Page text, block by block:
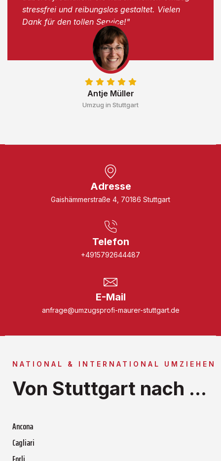
Antje Müller
Umzug in Stuttgart
stressfrei und reibungslos gestaltet. Vielen
Dank für den tollen Service!"
Adresse
Gaishämmerstraße 4, 70186 Stuttgart
Telefon
+4915792644487
E-Mail
anfrage@umzugsprofi-maurer-stuttgart.de
NATIONAL & INTERNATIONAL UMZIEHEN
Von Stuttgart nach ...
Ancona
Cagliari